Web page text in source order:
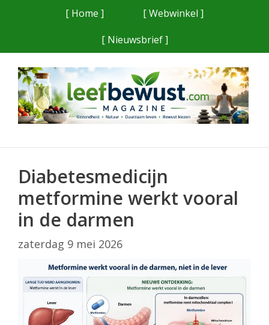
[ Home ]
[ Webwinkel ]
[ Nieuwsbrief ]
Diabetesmedicijn
metformine werkt vooral
in de darmen
zaterdag 9 mei 2026